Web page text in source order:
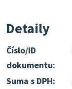
Detaily
Číslo/ID
dokumentu:
Suma s DPH: